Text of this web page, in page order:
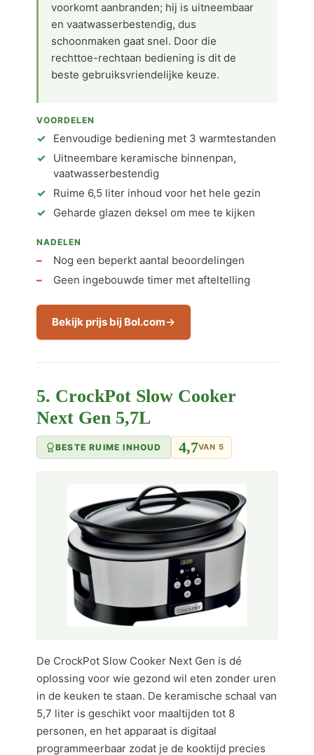
voorkomt aanbranden; hij is uitneembaar
en vaatwasserbestendig, dus
schoonmaken gaat snel. Door die
rechttoe-rechtaan bediening is dit de
beste gebruiksvriendelijke keuze.
VOORDELEN
Eenvoudige bediening met 3 warmtestanden
Uitneembare keramische binnenpan,
vaatwasserbestendig
Ruime 6,5 liter inhoud voor het hele gezin
Geharde glazen deksel om mee te kijken
NADELEN
Nog een beperkt aantal beoordelingen
Geen ingebouwde timer met afteltelling
Bekijk prijs bij Bol.com
5. CrockPot Slow Cooker
Next Gen 5,7L
BESTE RUIME INHOUD 4,7VAN 5
De CrockPot Slow Cooker Next Gen is dé
oplossing voor wie gezond wil eten zonder uren
in de keuken te staan. De keramische schaal van
5,7 liter is geschikt voor maaltijden tot 8
personen, en het apparaat is digitaal
programmeerbaar zodat je de kooktijd precies